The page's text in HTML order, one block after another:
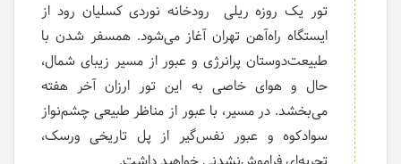
تور یک روزه ریلی رودخانه نوردی کسلیان رود از
ایستگاه راه‌آهن تهران آغاز می‌شود. همسفر شدن با
طبیعت‌دوستان پرانرژی و عبور از مسیر زیبای شمال،
حال و هوای خاصی به این تور ارزان آخر هفته
می‌بخشد. در مسیر، با عبور از مناظر طبیعی چشم‌نواز
سوادکوه و عبور نفس‌گیر از پل تاریخی ورسک،